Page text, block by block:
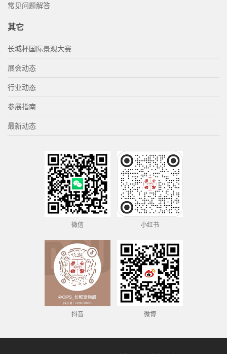
常见问题解答
其它
长城杯国际景观大赛
展会动态
行业动态
参展指南
最新动态
微信 小红书
抖音 微博